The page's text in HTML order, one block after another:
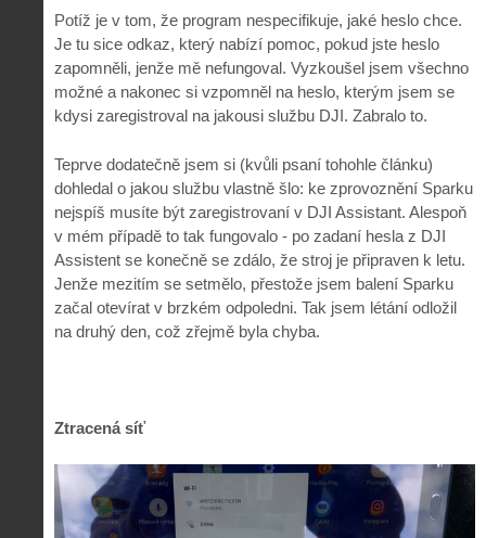
Potíž je v tom, že program nespecifikuje, jaké heslo chce.
Je tu sice odkaz, který nabízí pomoc, pokud jste heslo
zapomněli, jenže mě nefungoval. Vyzkoušel jsem všechno
možné a nakonec si vzpomněl na heslo, kterým jsem se
kdysi zaregistroval na jakousi službu DJI. Zabralo to.
Teprve dodatečně jsem si (kvůli psaní tohohle článku)
dohledal o jakou službu vlastně šlo: ke zprovoznění Sparku
nejspíš musíte být zaregistrovaní v DJI Assistant. Alespoň
v mém případě to tak fungovalo - po zadaní hesla z DJI
Assistent se konečně se zdálo, že stroj je připraven k letu.
Jenže mezitím se setmělo, přestože jsem balení Sparku
začal otevírat v brzkém odpoledni. Tak jsem létání odložil
na druhý den, což zřejmě byla chyba.
Ztracená síť